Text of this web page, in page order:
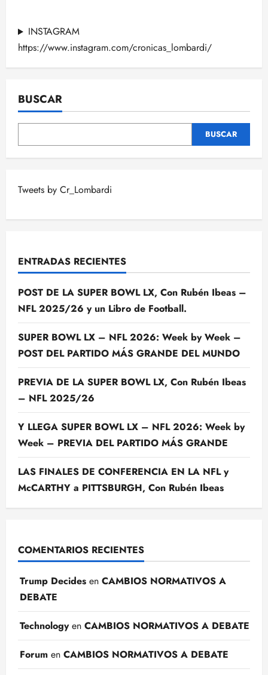
los
partidos
de
la
2
entradas
INSTAGRAM
https://www.instagram.com/cronicas_lombardi/
BUSCAR
BUSCAR
Tweets by Cr_Lombardi
ENTRADAS RECIENTES
POST DE LA SUPER BOWL LX, Con Rubén Ibeas –
NFL 2025/26 y un Libro de Football.
SUPER BOWL LX – NFL 2026: Week by Week –
POST DEL PARTIDO MÁS GRANDE DEL MUNDO
PREVIA DE LA SUPER BOWL LX, Con Rubén Ibeas
– NFL 2025/26
Y LLEGA SUPER BOWL LX – NFL 2026: Week by
Week – PREVIA DEL PARTIDO MÁS GRANDE
LAS FINALES DE CONFERENCIA EN LA NFL y
McCARTHY a PITTSBURGH, Con Rubén Ibeas
COMENTARIOS RECIENTES
Trump Decides en CAMBIOS NORMATIVOS A
DEBATE
Technologyen CAMBIOS NORMATIVOS A DEBATE
Forum en CAMBIOS NORMATIVOS A DEBATE